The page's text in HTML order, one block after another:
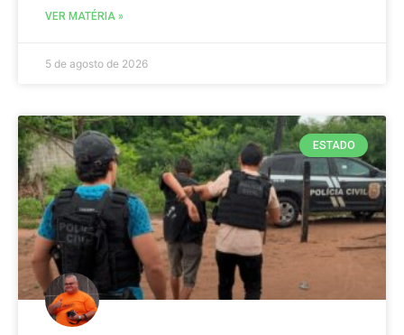
VER MATÉRIA »
5 de agosto de 2026
ESTADO